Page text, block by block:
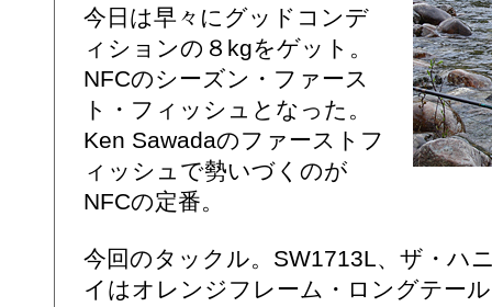
今日は早々にグッドコンデ
ィションの８kgをゲット。
NFCのシーズン・ファース
ト・フィッシュとなった。
Ken Sawadaのファーストフ
ィッシュで勢いづくのが
NFCの定番。
今回のタックル。SW1713L、ザ・ハ
イはオレンジフレーム・ロングテー